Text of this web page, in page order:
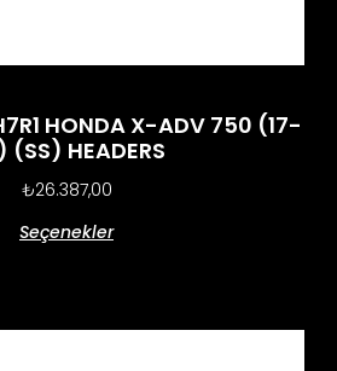
HONDA X-ADV 750 (17-
(SS) HEADERS
₺26.387,00
Seçenekler